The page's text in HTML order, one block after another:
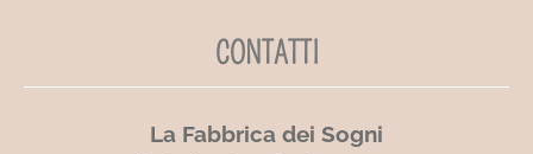
CONTATTI
La Fabbrica dei Sogni